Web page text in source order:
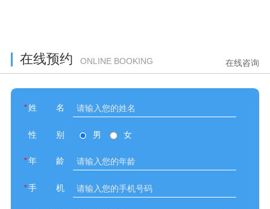
在线预约 ONLINE BOOKING 在线咨询
* 姓名
性别 男 女
* 年龄
* 手机